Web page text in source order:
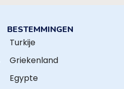
BESTEMMINGEN
Turkije
Griekenland
Egypte